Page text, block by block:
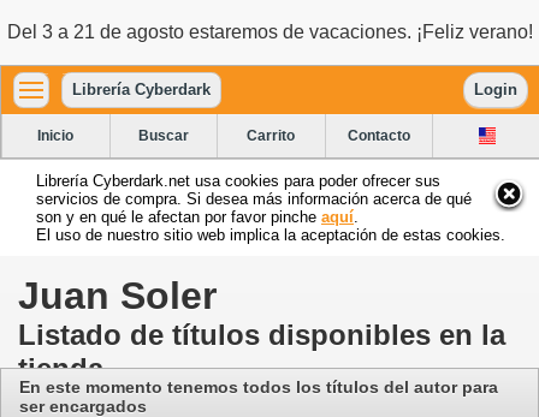
Del 3 a 21 de agosto estaremos de vacaciones. ¡Feliz verano!
Librería Cyberdark Login
Inicio Buscar Carrito Contacto
Librería Cyberdark.net usa cookies para poder ofrecer sus
servicios de compra. Si desea más información acerca de qué
son y en qué le afectan por favor pinche aquí
El uso de nuestro sitio web implica la aceptación de estas cookies.
Juan Soler
Listado de títulos disponibles en la
tienda
En este momento tenemos todos los títulos del autor para
ser encargados